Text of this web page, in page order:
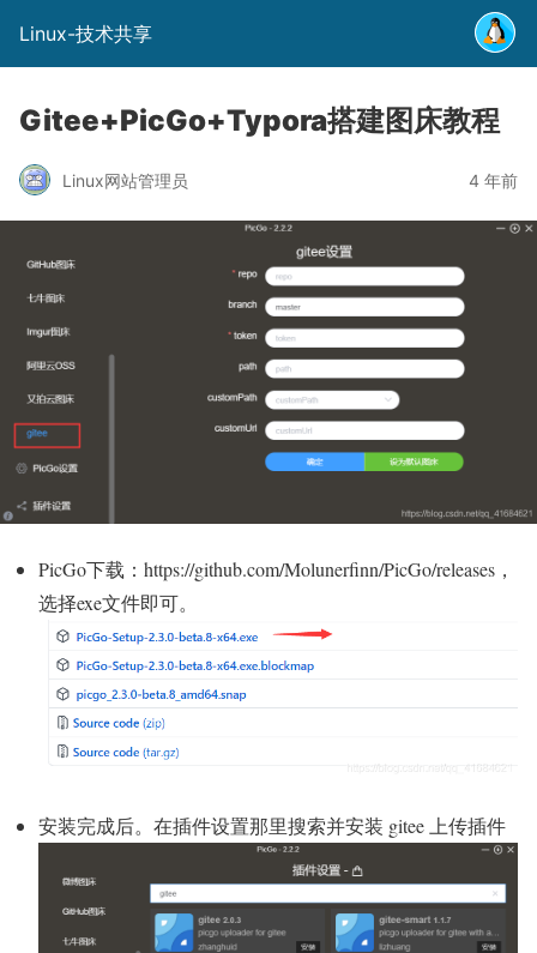
Linux-技术共享
Gitee+PicGo+Typora搭建图床教程
Linux网站管理员 4 年前
PicGo下载：https://github.com/Molunerfinn/PicGo/releases，
选择exe文件即可。
安装完成后。在插件设置那里搜索并安装 gitee 上传插件